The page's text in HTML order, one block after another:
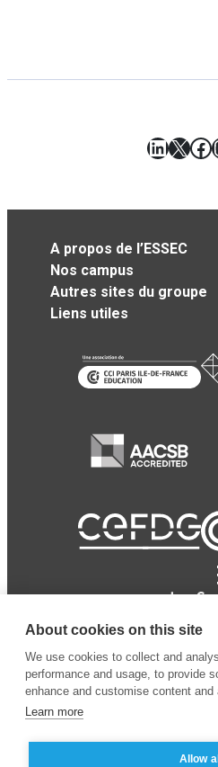
X
A propos de l’ESSEC
Nos campus
Autres sites du groupe
Liens utiles
About cookies on this site
We use cookies to collect and
performance and usage, to provide
enhance and customise content and
Learn more
Allow